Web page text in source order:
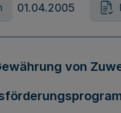
01.04.2005
von